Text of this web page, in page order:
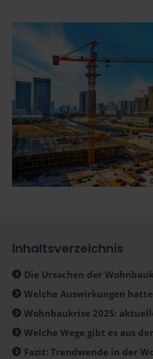
Inhaltsverzeichnis
Die Ursachen der
Welche Auswirkungen
Wohnbaukrise 2025:
Welche Wege gibt es aus
Fazit: Trendwende in der